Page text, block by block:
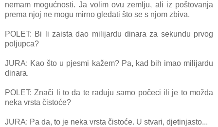
nemam mogućnosti. Ja volim ovu zemlju, ali iz poštovanja
prema njoj ne mogu mirno gledati što se s njom zbiva.
POLET: Bi li zaista dao milijardu dinara za sekundu prvog
poljupca?
JURA: Kao što u pjesmi kažem? Pa, kad bih imao milijardu
dinara.
POLET: Znači li to da te raduju samo počeci ili je to možda
neka vrsta čistoće?
JURA: Pa da, to je neka vrsta čistoće. U stvari, djetinjasto...